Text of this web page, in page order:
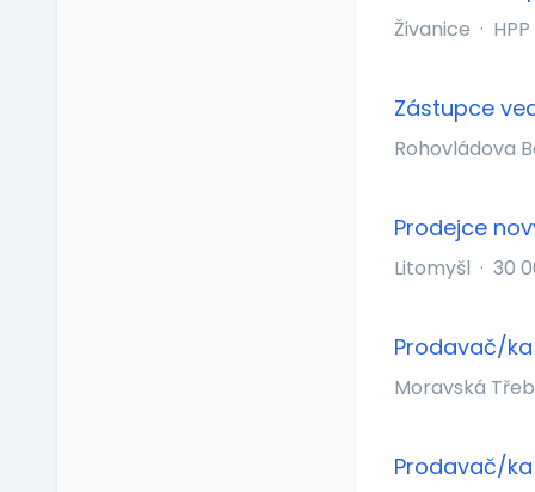
Živanice · HPP
Zástupce
Rohovládova
Prodejce
Litomyšl · 30
Prodavač/
Moravská
Prodavač/